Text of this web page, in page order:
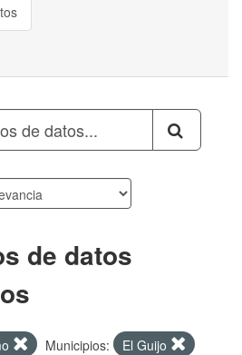
de datos
Municipios:
El Guijo